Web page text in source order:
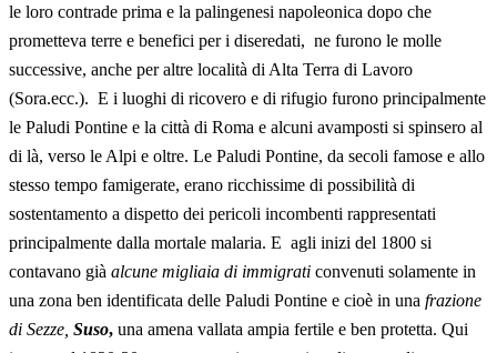
le loro contrade prima e la palingenesi napoleonica dopo che
prometteva terre e benefici per i diseredati, ne furono le molle
successive, anche per altre località di Alta Terra di Lavoro
(Sora.ecc.). E i luoghi di ricovero e di rifugio furono principalmente
le Paludi Pontine e la città di Roma e alcuni avamposti si spinsero al
di là, verso le Alpi e oltre. Le Paludi Pontine, da secoli famose e allo
stesso tempo famigerate, erano ricchissime di possibilità di
sostentamento a dispetto dei pericoli incombenti rappresentati
principalmente dalla mortale malaria. E agli inizi del 1800 si
contavano già alcune migliaia di immigrati convenuti solamente in
una zona ben identificata delle Paludi Pontine e cioè in una frazione
di Sezze, Suso, una amena vallata ampia fertile e ben protetta. Qui